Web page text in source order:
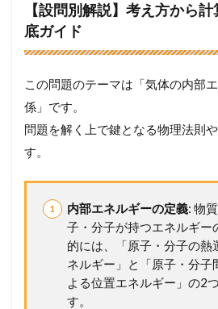
部
ー
1.2
1
温
の
異
な
る
水
の
【設問別解説】考え方から
底ガイド
この問題のテーマは「気体の内部
係」です。
問題を解く上で鍵となる物理法則
す。
内部エネルギーの定義: 物
子・分子が持つエネルギー
的には、「原子・分子の熱
ネルギー」と「原子・分子
よる位置エネルギー」の2
す。